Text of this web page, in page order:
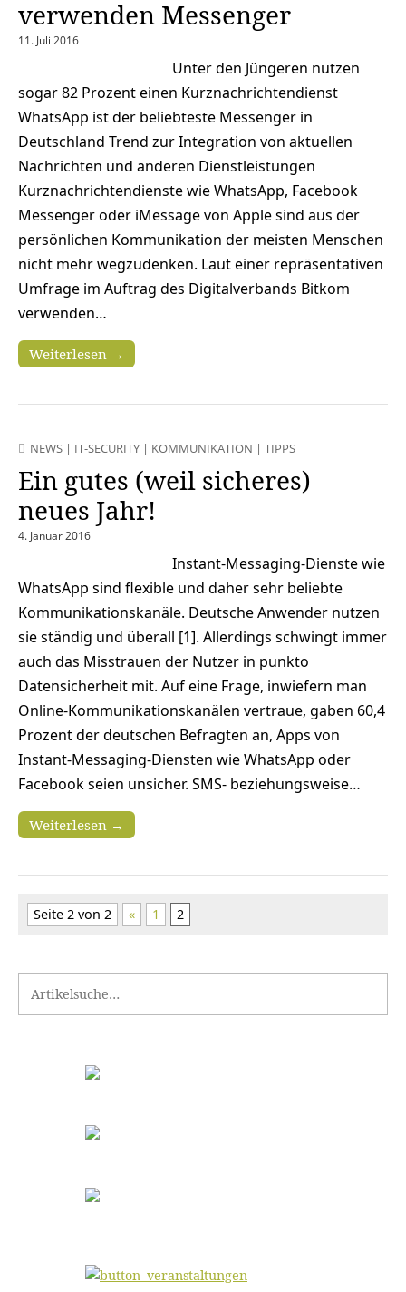
verwenden Messenger
11. Juli 2016
Unter den Jüngeren nutzen
sogar 82 Prozent einen Kurznachrichtendienst
WhatsApp ist der beliebteste Messenger in
Deutschland Trend zur Integration von aktuellen
Nachrichten und anderen Dienstleistungen
Kurznachrichtendienste wie WhatsApp, Facebook
Messenger oder iMessage von Apple sind aus der
persönlichen Kommunikation der meisten Menschen
nicht mehr wegzudenken. Laut einer repräsentativen
Umfrage im Auftrag des Digitalverbands Bitkom
verwenden…
Weiterlesen →
NEWS | IT-SECURITY | KOMMUNIKATION | TIPPS
Ein gutes (weil sicheres)
neues Jahr!
4. Januar 2016
Instant-Messaging-Dienste wie
WhatsApp sind flexible und daher sehr beliebte
Kommunikationskanäle. Deutsche Anwender nutzen
sie ständig und überall [1]. Allerdings schwingt immer
auch das Misstrauen der Nutzer in punkto
Datensicherheit mit. Auf eine Frage, inwiefern man
Online-Kommunikationskanälen vertraue, gaben 60,4
Prozent der deutschen Befragten an, Apps von
Instant-Messaging-Diensten wie WhatsApp oder
Facebook seien unsicher. SMS- beziehungsweise…
Weiterlesen →
Seite 2 von 2 « 1 2